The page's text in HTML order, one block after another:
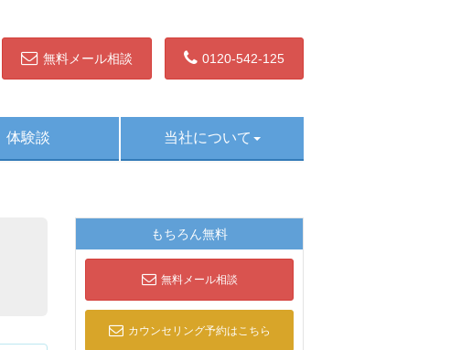
無料メール相談 0120-542-125
体験談 当社について
もちろん無料
無料メール相談
カウンセリング予約はこちら